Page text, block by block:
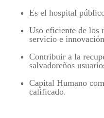
Es el hospital
Uso eficiente de los
servicio e
Contribuir a la
salvadoreños
Capital Humano
calificado.